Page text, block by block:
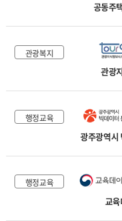
공동주
관광복지
관광
행정교육
광주광역시
행정교육
교